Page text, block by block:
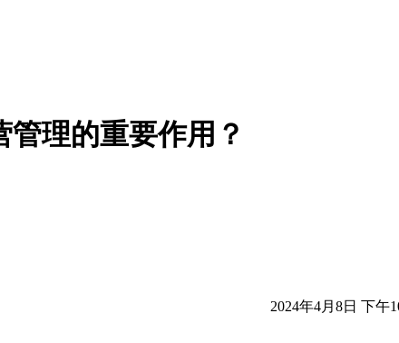
理的重要作用？
2024年4月8日 下午